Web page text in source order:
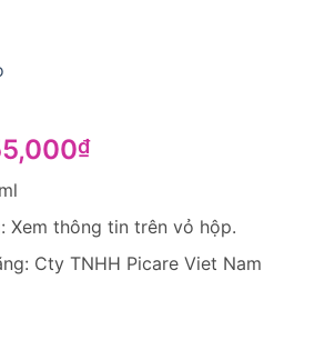
₫Giá
là:
155,000₫.
Xem thông tin trên vỏ hộp.
Cty TNHH Picare Viet Nam
del Capitano 1905 Sensitive (Cho răng